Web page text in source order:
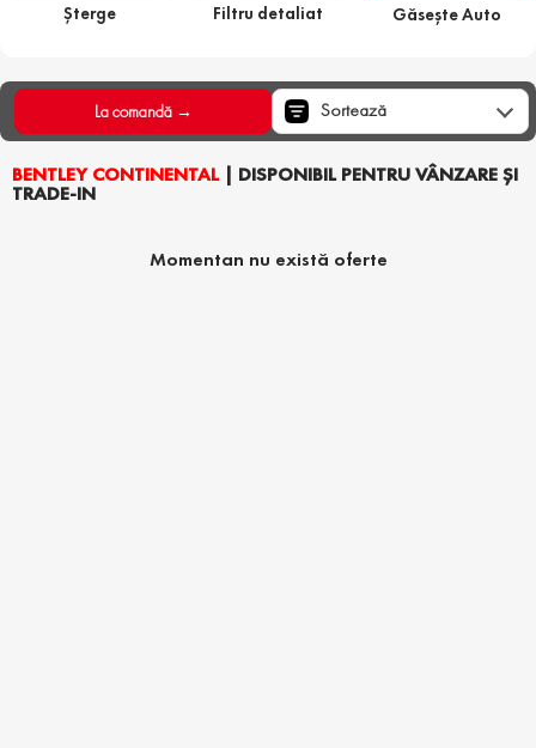
Șterge Filtru detaliat Găsește Auto
BENTLEY CONTINENTAL| DISPONIBIL PENTRU VÂNZARE ȘI
TRADE-IN
La comandă → Sortează
Momentan nu există oferte